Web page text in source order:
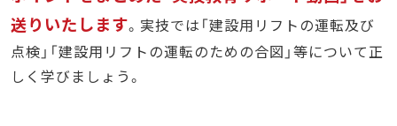
送りいたします。実技では「建設用リフトの運転及び
点検」「建設用リフトの運転のための合図」等について正
しく学びましょう。